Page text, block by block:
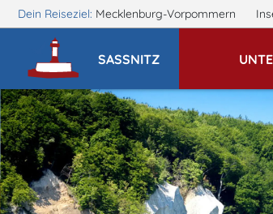
Dein Reiseziel: Mecklenburg-Vorpommern
SASSNITZ